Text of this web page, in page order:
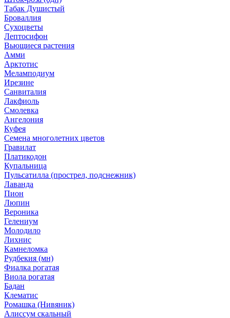
Табак Душистый
Броваллия
Сухоцветы
Лептосифон
Вьющиеся растения
Амми
Арктотис
Меламподиум
Ирезине
Санвиталия
Лакфиоль
Смолевка
Ангелония
Куфея
Семена многолетних цветов
Гравилат
Платикодон
Купальница
Пульсатилла (прострел, подснежник)
Лаванда
Пион
Люпин
Вероника
Гелениум
Молодило
Лихнис
Камнеломка
Рудбекия (мн)
Фиалка рогатая
Виола рогатая
Бадан
Клематис
Ромашка (Нивяник)
Алиссум скальный